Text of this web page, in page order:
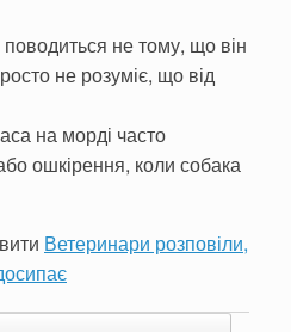
поводиться не тому, що він
не розуміє, що від
на морді часто
ошкірення, коли собака
Ветеринари розповіли,